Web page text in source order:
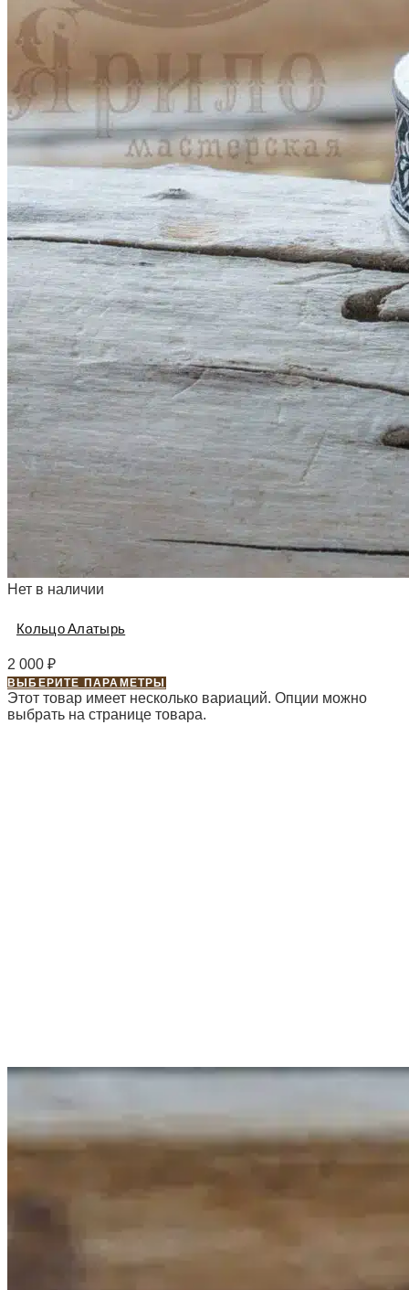
Нет в наличии
Кольцо Алатырь
2 000 ₽
ВЫБЕРИТЕ ПАРАМЕТРЫ
Этот товар имеет несколько вариаций. Опции можно
выбрать на странице товара.